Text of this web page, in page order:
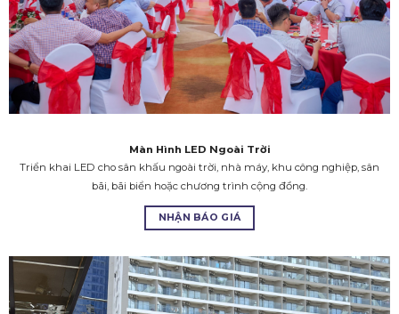
Màn Hình LED Ngoài Trời
Triển khai LED cho sân khấu ngoài trời, nhà máy, khu công nghiệp, sân
bãi, bãi biển hoặc chương trình cộng đồng.
NHẬN BÁO GIÁ